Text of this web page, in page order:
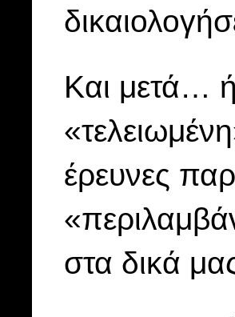
Και μετά…
έρευνες
στα δικά